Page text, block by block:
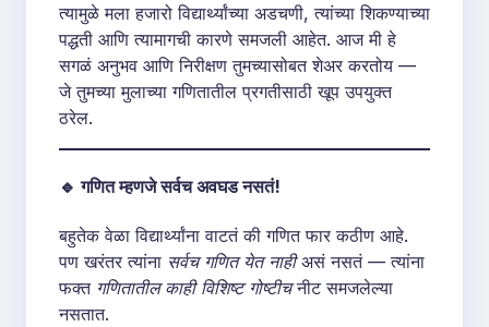
त्यामुळे मला हजारो विद्यार्थ्यांच्या अडचणी, त्यांच्या शिकण्याच्या
पद्धती आणि त्यामागची कारणे समजली आहेत. आज मी हे
सगळं अनुभव आणि निरीक्षण तुमच्यासोबत शेअर करतोय —
जे तुमच्या मुलाच्या गणितातील प्रगतीसाठी खूप उपयुक्त
ठरेल.
🔹 गणित म्हणजे सर्वच अवघड नसतं!
बहुतेक वेळा विद्यार्थ्यांना वाटतं की गणित फार कठीण आहे.
पण खरंतर त्यांना सर्वच गणित येत नाहीअसं नसतं — त्यांना
फक्त गणितातील काही विशिष्ट गोष्टीचनीट समजलेल्या
नसतात.